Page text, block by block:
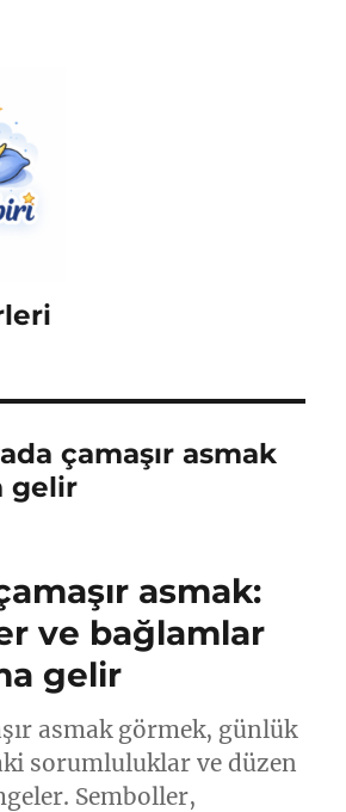
çamaşır asmak
gelir
asmak:
ve bağlamlar
gelir
asmak görmek, günlük
sorumluluklar ve düzen
Semboller,